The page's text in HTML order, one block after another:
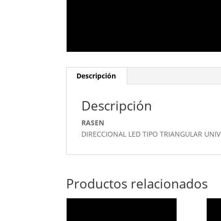
Descripción
Descripción
RASEN
DIRECCIONAL LED TIPO TRIANGULAR
Productos relacionados